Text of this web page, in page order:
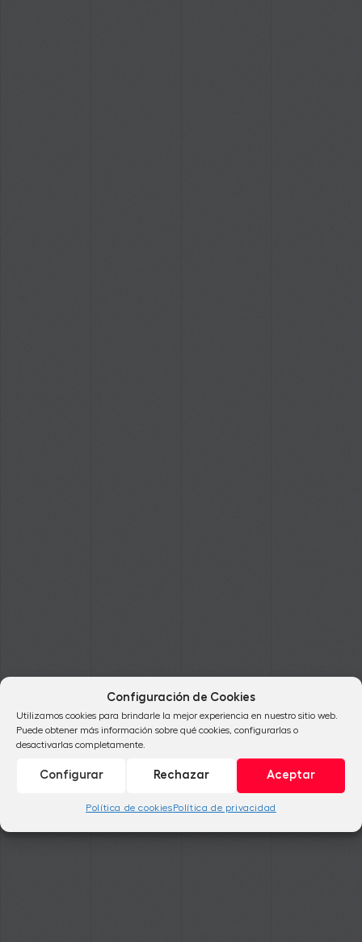
Configuración de Cookies
Utilizamos cookies para brindarle la mejor experiencia en nuestro sitio web.
Puede obtener más información sobre qué cookies, configurarlas o
desactivarlas completamente.
Aceptar
Rechazar
Configurar
Política de cookiesPolítica de privacidad